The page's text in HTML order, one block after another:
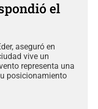
el
aseguró en
vive un
representa una
posicionamiento